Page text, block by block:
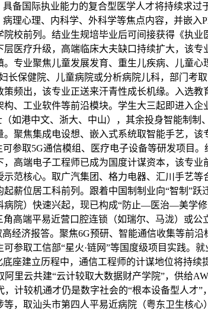
备国际执业能力的复合型医学人才将持续求
理心理、内科学、外科学等焦点内容，并嵌
校前列。结业生规培毕业后可间接获得《执
医疗升级，高端临床大夫缺口持续扩大，该
专业聚焦儿童发展发育、重生儿疾病、儿童
长保健院、儿童病院或分析病院儿科，部门
频出，该专业正送来汗青性成长机缘。入选
、工业软件等前沿模块。学生大三起即进入
如港中文、浙大、中山），其余投身智能制
聚焦集成电设想、嵌入式系统取智能手艺，
取5G通信模组、医疗电子设备等研发项目
高端电子工程师已成为国度计谋资本，该专业
范核心。取广汽集团、格力电器、汇川手艺
薪位居工科前列。跟着中国制制业向“智制”
院）快速兴起，现已构成“防止—医治—美学
高端平易近营口腔连锁（如瑞尔、马泷）或
经济报答。聚焦6G预研、智能通信收集等前
参取工信部“星火·链网”等国度级项目实践。
座建立历程中，通信工程师的计谋地位将持
里云共建“云计较取大数据财产学院”，供给
计较机通才仍是数字社会的“根本设备型人才
，取汕头市第四人平易近病院（粤东卫生核